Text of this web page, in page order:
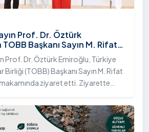
Prof. Dr. Öztürk
Başkanı Sayın M. Rifat
Ziyaret
Prof. Dr. Öztürk Emiroğlu, Türkiye
Birliği (TOBB) Başkanı Sayın M. Rifat
makamında ziyaret etti. Ziyarette
eşlik etti.